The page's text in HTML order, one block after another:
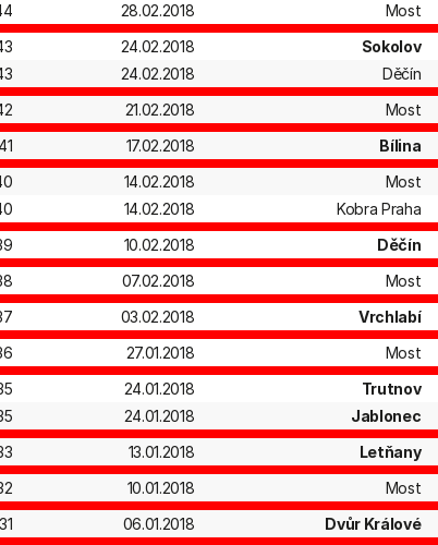
28.02.2018 Most
24.02.2018 Sokolov
24.02.2018 Děčín
21.02.2018 Most
41
17.02.2018 Bílina
14.02.2018 Most
14.02.2018 Kobra Praha
10.02.2018 Děčín
07.02.2018 Most
03.02.2018 Vrchlabí
27.01.2018 Most
24.01.2018 Trutnov
24.01.2018 Jablonec
13.01.2018 Letňany
10.01.2018 Most
31
06.01.2018 Dvůr Králové